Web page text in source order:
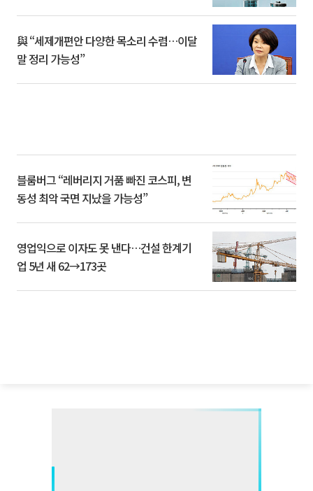
與 “세제개편안 다양한 목소리 수렴…이달
말 정리 가능성”
블룸버그 “레버리지 거품 빠진 코스피, 변
동성 최악 국면 지났을 가능성”
영업익으로 이자도 못 낸다…건설 한계기
업 5년 새 62→173곳